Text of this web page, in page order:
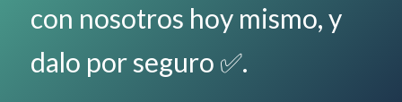
con nosotros hoy mismo, y
dalo por seguro ✅.